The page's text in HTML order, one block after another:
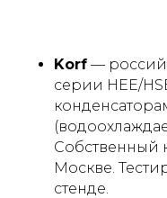
Korf —
серии HEE/
Собственный
Москве.
стенде.